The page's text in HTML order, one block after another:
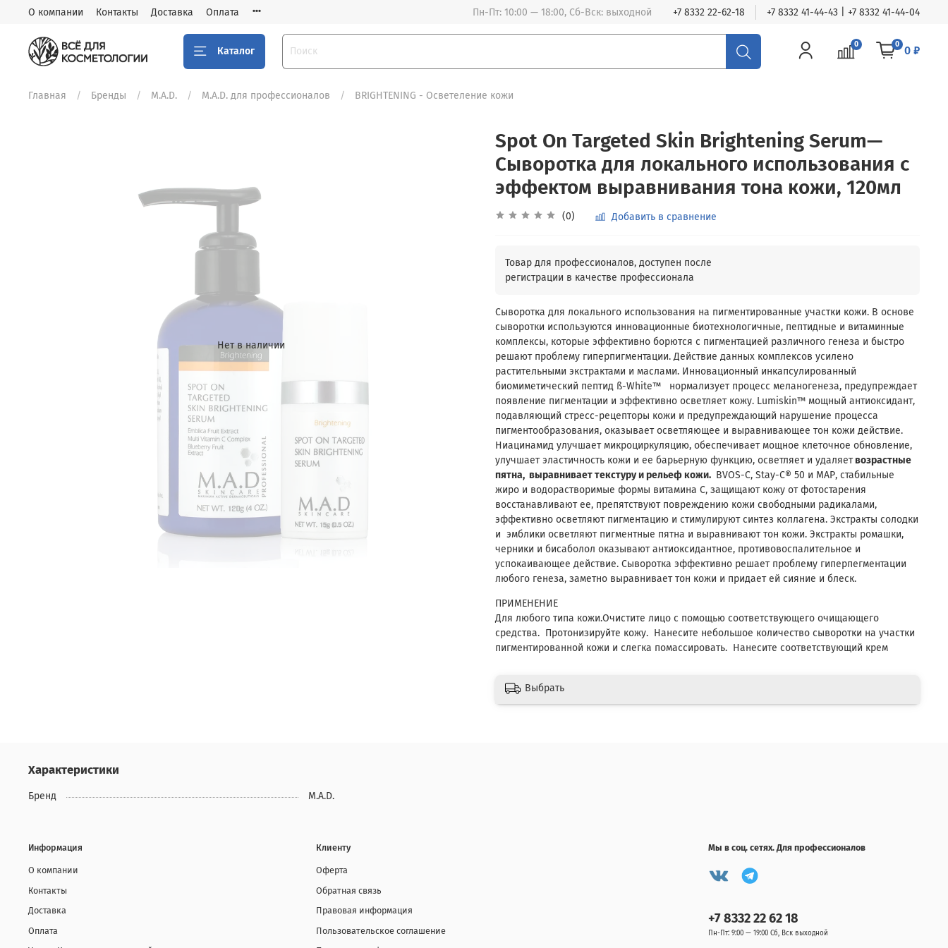
О компании Контакты Доставка Оплата Пн-Пт: 10:00 — 18:00, Сб-Вск: выходной +7 8332 22-62-18 +7 8332 41-44-43 | +7 8332 41-44-04
Каталог
0 0 0 ₽
Главная Бренды M.A.D. M.A.D. для профессионалов BRIGHTENING - Осветеление кожи
Нет в наличии
Spot On Targeted Skin Brightening Serum—
Сыворотка для локального использования с
эффектом выравнивания тона кожи, 120мл
(0) Добавить в сравнение
Сыворотка для локального использования на пигментированные участки кожи. В основе
сыворотки используются инновационные биотехнологичные, пептидные и витаминные
комплексы, которые эффективно борются с пигментацией различного генеза и быстро
решают проблему гиперпигментации. Действие данных комплексов усилено
растительными экстрактами и маслами. Инновационный инкапсулированный
биомиметический пептид ß-White™ нормализует процесс меланогенеза, предупреждает
появление пигментации и эффективно осветляет кожу. Lumiskin™ мощный антиоксидант,
подавляющий стресс-рецепторы кожи и предупреждающий нарушение процесса
пигментообразования, оказывает осветляющее и выравнивающее тон кожи действие.
Ниацинамид улучшает микроциркуляцию, обеспечивает мощное клеточное обновление,
улучшает эластичность кожи и ее барьерную функцию, осветляет и удаляетвозрастные
пятна, выравнивает текстуру и рельеф кожи. BVOS-C, Stay-C® 50 и МАР, стабильные
жиро и водорастворимые формы витамина С, защищают кожу от фотостарения
восстанавливают ее, препятствуют повреждению кожи свободными радикалами,
эффективно осветляют пигментацию и стимулируют синтез коллагена. Экстракты солодки
и эмблики осветляют пигментные пятна и выравнивают тон кожи. Экстракты ромашки,
черники и бисаболол оказывают антиоксидантное, противовоспалительное и
успокаивающее действие. Сыворотка эффективно решает проблему гиперпегментации
любого генеза, заметно выравнивает тон кожи и придает ей сияние и блеск.
ПРИМЕНЕНИЕ
Для любого типа кожи.Очистите лицо с помощью соответствующего очищающего
средства. Протонизируйте кожу. Нанесите небольшое количество сыворотки на участки
пигментированной кожи и слегка помассировать. Нанесите соответствующий крем
Выбрать
Характеристики
Бренд M.A.D.
Информация
О компании
Контакты
Доставка
Оплата
Клиенту
Оферта
Обратная связь
Правовая информация
Пользовательское соглашение
Мы в соц. сетях. Для профессионалов
+7 8332 22 62 18
Пн-Пт: 9:00 — 19:00 Сб, Вск выходной